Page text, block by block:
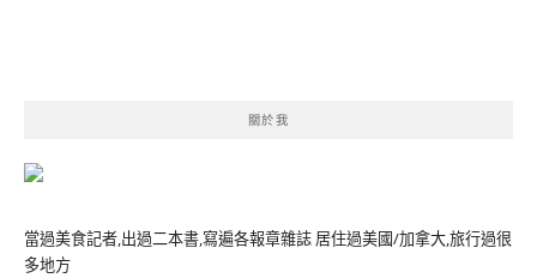
關於我
當過美食記者,出過二本書,寫遍各報章雜誌 居住過美國/加拿大,旅行過很
多地方